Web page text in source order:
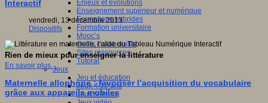
Enjeux et évolutions
Enseignement supérieur et numérique
Formations hybrides
Formation universitaire
Mooc’s
Outils collaboratifs
Sites ressources
Tutorat
Jeux
Jeu et éducation
Jeux 4/12 ans
Jeux sérieux
Interactif
vendredi, 13 décembre 2013
Dispositifs
Rien de mieux pour enseigner la littérature
En savoir plus...
Maternelle allophone : favoriser l’acquisition du vocabulaire
grâce aux appareils mobiles